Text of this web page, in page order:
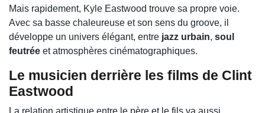
Mais rapidement, Kyle Eastwood trouve sa propre voie.
Avec sa basse chaleureuse et son sens du groove, il
développe un univers élégant, entre jazz urbain, soul
feutrée et atmosphères cinématographiques.
Le musicien derrière les films de Clint
Eastwood